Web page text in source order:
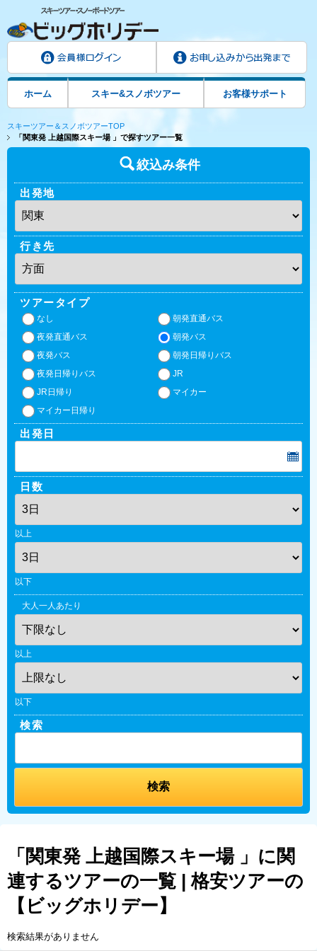
ホーム スキー&スノボツアー お客様サポート
スキーツアー＆スノボツアーTOP
「関東発 上越国際スキー場 」で探すツアー一覧
絞込み条件
出発地
行き先
ツアータイプ
なし
朝発直通バス
夜発直通バス
朝発バス
夜発バス
朝発日帰りバス
夜発日帰りバス
JR
JR日帰り
マイカー
マイカー日帰り
出発日
日数
以上
以下
大人一人あたり
以上
以下
検索
「関東発 上越国際スキー場 」に関
連するツアーの一覧 | 格安ツアーの
【ビッグホリデー】
検索結果がありません